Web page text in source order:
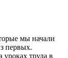
мы начали
первых.
уроках труда в